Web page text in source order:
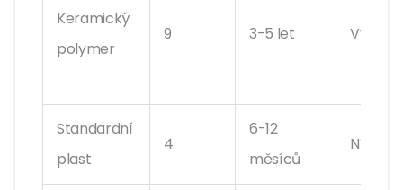
Keramický
polymer
9 3-5 let Vysoká
Standardní
plast
4
6-12
měsíců
Nízká